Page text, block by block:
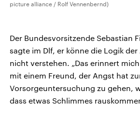
picture alliance / Rolf Vennenbernd)
Der Bundesvorsitzende Sebastian
sagte im Dlf, er könne die Logik
nicht verstehen. „Das erinnert
mit einem Freund, der Angst hat
Vorsorgeuntersuchung zu gehen,
dass etwas Schlimmes